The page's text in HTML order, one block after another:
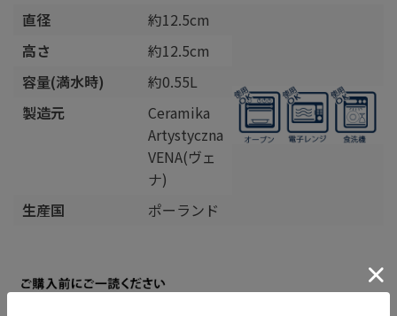
直径
約12.5cm
高さ
約12.5cm
容量(満水時)
約0.55L
製造元
Ceramika
Artystyczna
VENA(ヴェ
ナ)
生産国
ポーランド